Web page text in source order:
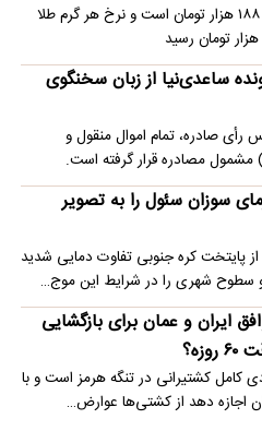
قیمت هر دلار آمریکا امروز ۱۸۸ هزار تومان است و نرخ هر گرم طلا
ساعدی‌نیا از زبان سخنگوی
رأی صادره، تمام اموال منقول و
مشمول مصادره قرار گرفته است.
سوزان سئول را به تصویر
پایتخت کره جنوبی تفاوت دمایی شدید
و سطوح شهری را در شرایط این موج…
ایران و عمان برای بازگشایی
کامل کشتیرانی در تنگه هرمز است و با
اجازه دهد از کشتی‌ها عوارض…